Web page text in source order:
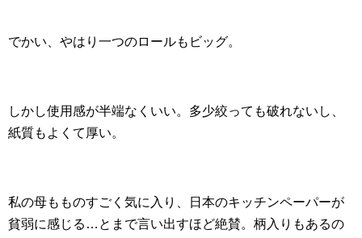
でかい、やはり一つのロールもビッグ。
しかし使用感が半端なくいい。多少絞っても破れないし、
紙質もよくて厚い。
私の母もものすごく気に入り、日本のキッチンペーパーが
貧弱に感じる…とまで言い出すほど絶賛。柄入りもあるの